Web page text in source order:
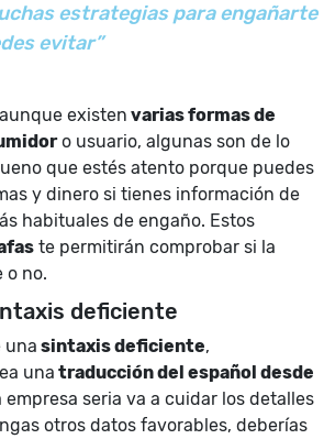
estrategias para engañarte
evitar”
existen varias formas de
o usuario, algunas son de lo
que estés atento porque puedes
y dinero si tienes información de
habituales de engaño. Estos
te permitirán comprobar si la
o no.
deficiente
una sintaxis deficiente,
una traducción del español desde
empresa seria va a cuidar los detalles
otros datos favorables, deberías